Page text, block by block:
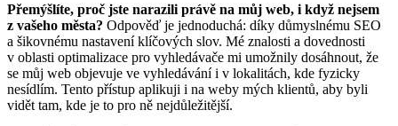
Přemýšlíte, proč jste narazili právě na můj web, i když nejsem
z vašeho města? Odpověď je jednoduchá: díky důmyslnému SEO
a šikovnému nastavení klíčových slov. Mé znalosti a dovednosti
v oblasti optimalizace pro vyhledávače mi umožnily dosáhnout, že
se můj web objevuje ve vyhledávání i v lokalitách, kde fyzicky
nesídlím. Tento přístup aplikuji i na weby mých klientů, aby byli
vidět tam, kde je to pro ně nejdůležitější.